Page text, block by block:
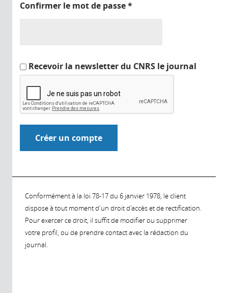
Confirmer le mot de passe*
Recevoir la newsletter du CNRS le journal
Conformément à la loi 78-17 du 6 janvier 1978, le client
dispose à tout moment d'un droit d'accès et de rectification.
Pour exercer ce droit, il suffit de modifier ou supprimer
votre profil, ou de prendre contact avec la rédaction du
journal.